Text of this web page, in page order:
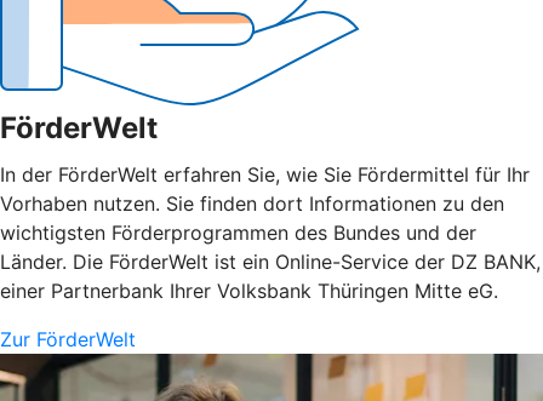
FörderWelt
In der FörderWelt erfahren Sie, wie Sie Fördermittel für Ihr
Vorhaben nutzen. Sie finden dort Informationen zu den
wichtigsten Förderprogrammen des Bundes und der
Länder. Die FörderWelt ist ein Online-Service der DZ BANK,
einer Partnerbank Ihrer Volksbank Thüringen Mitte eG.
Zur FörderWelt